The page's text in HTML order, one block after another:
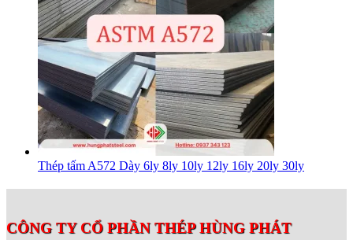
Thép tấm A572 Dày 6ly 8ly 10ly 12ly 16ly 20ly 30ly
CÔNG TY CỔ PHẦN THÉP HÙNG PHÁT